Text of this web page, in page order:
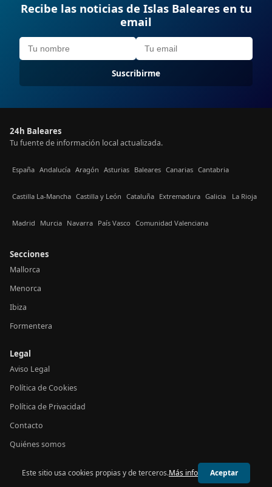
Recibe las noticias de Islas Baleares en tu
email
Suscribirme
24h Baleares
Tu fuente de información local actualizada.
España Andalucía Aragón Asturias Baleares Canarias Cantabria
Castilla La-Mancha Castilla y León Cataluña Extremadura Galicia La Rioja
Madrid Murcia Navarra País Vasco Comunidad Valenciana
Secciones
Mallorca
Menorca
Ibiza
Formentera
Legal
Aviso Legal
Política de Cookies
Política de Privacidad
Contacto
Quiénes somos
© 2026 24h Baleares
Este sitio usa cookies propias y de terceros.Más info Aceptar